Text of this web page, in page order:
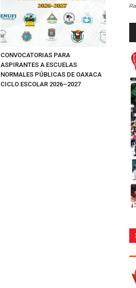
CONVOCATORIAS PARA
ASPIRANTES A ESCUELAS
NORMALES PÚBLICAS DE OAXACA
CICLO ESCOLAR 2026–2027